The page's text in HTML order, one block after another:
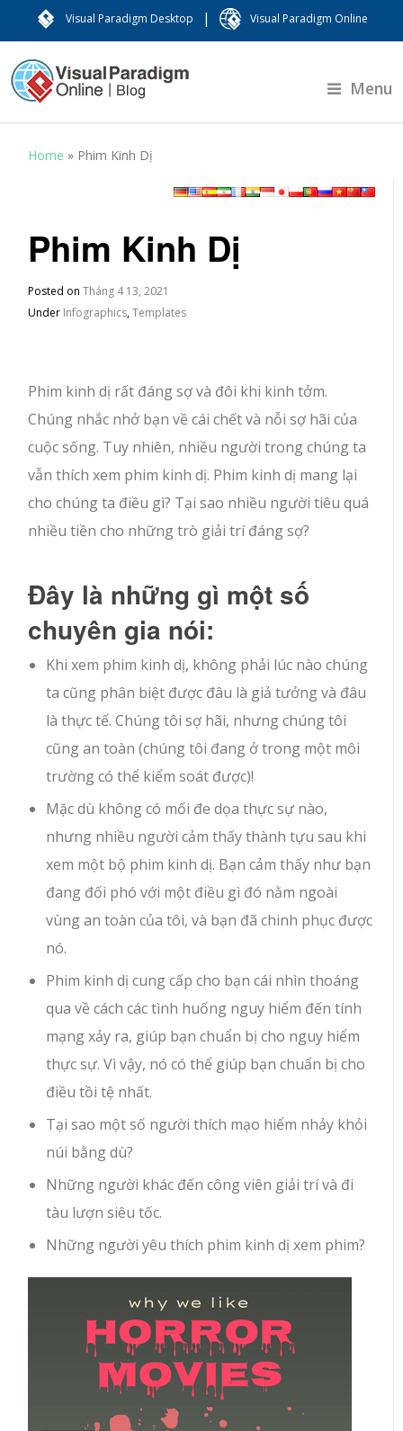
Visual Paradigm Desktop | Visual Paradigm Online
Menu
Home » Phim Kinh Dị
Phim Kinh Dị
Posted onTháng 4 13, 2021
Under Infographics,Templates
Phim kinh dị rất đáng sợ và đôi khi kinh tởm.
Chúng nhắc nhở bạn về cái chết và nỗi sợ hãi của
cuộc sống. Tuy nhiên, nhiều người trong chúng ta
vẫn thích xem phim kinh dị. Phim kinh dị mang lại
cho chúng ta điều gì? Tại sao nhiều người tiêu quá
nhiều tiền cho những trò giải trí đáng sợ?
Đây là những gì một số
chuyên gia nói:
Khi xem phim kinh dị, không phải lúc nào chúng
ta cũng phân biệt được đâu là giả tưởng và đâu
là thực tế. Chúng tôi sợ hãi, nhưng chúng tôi
cũng an toàn (chúng tôi đang ở trong một môi
trường có thể kiểm soát được)!
Mặc dù không có mối đe dọa thực sự nào,
nhưng nhiều người cảm thấy thành tựu sau khi
xem một bộ phim kinh dị. Bạn cảm thấy như bạn
đang đối phó với một điều gì đó nằm ngoài
vùng an toàn của tôi, và bạn đã chinh phục được
nó.
Phim kinh dị cung cấp cho bạn cái nhìn thoáng
qua về cách các tình huống nguy hiểm đến tính
mạng xảy ra, giúp bạn chuẩn bị cho nguy hiểm
thực sự. Vì vậy, nó có thể giúp bạn chuẩn bị cho
điều tồi tệ nhất.
Tại sao một số người thích mạo hiểm nhảy khỏi
núi bằng dù?
Những người khác đến công viên giải trí và đi
tàu lượn siêu tốc.
Những người yêu thích phim kinh dị xem phim?